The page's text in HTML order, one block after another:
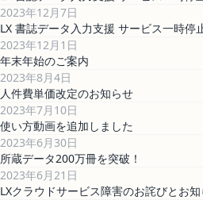
2023年12月7日
LX 書誌データ入力支援 サービス一時停
2023年12月1日
年末年始のご案内
2023年8月4日
人件費単価改定のお知らせ
2023年7月10日
使い方動画を追加しました
2023年6月30日
所蔵データ200万冊を突破！
2023年6月21日
LXクラウドサービス障害のお詫びとお